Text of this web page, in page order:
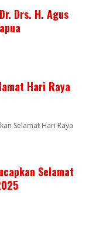
Drs. H. Agus
Hari Raya
Selamat Hari Raya
Selamat